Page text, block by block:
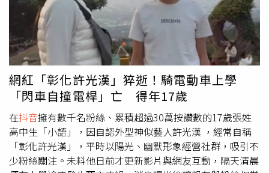
讓郝先生重新燃起求生意志。他說，每次化療結束回到家，
只要抱著女兒，就覺得自己還能再繼續撐下去。「現在我想
通了，硬扛也要扛下來，只要能多陪她長大一天，就值得
了。」因為害怕哪天真的離開人世，他還特地拍下大量照片
與影片，存在QQ空間裡，只希望未來女兒長大後，還能記
得爸爸的模樣。「想多留一點爸爸的念想給她。」為了貼補
龐大醫療與生活費用，郝先生如今也開始在
販售塑膠袋與生活用品，希望靠自己替家庭撐出一條活路。
他透露，很多陌生網友都會私訊鼓勵，讓他在最絕望的時
候，仍感受到溫暖。此外，當地街道民政與社區單位也已介
入協助，工作人員證實郝先生一家情況屬實，目前正積極替
會公憤，並驚動官方介入，當晚「北京交警」在評論區高調
回應，要求創作者提供原始影片與聯繫方式以利調查和依法
處置。隔日，抱抱盲兔疑似眼見事態擴大，連忙在留言區試
圖息事寧人，宣稱影片是很久以前拍的、手已經不痛了，並
稱當晚已收到肇事者道歉，相關部門也已聯繫。視障女網紅
抱抱盲兔和同夥被逮捕之外，帳號的所有影片被清空，同時
遭官方封禁。（圖／翻攝自
抖音／67782297613）然而，
抱抱盲兔的反應讓警方起疑心，追查發現她的遭遇全是自導
自演。今日北京警方通報指出，江女與劉男為了吸引粉絲、
引來流量並牟取私利，刻意在北京市朝陽區路旁編造這起假
車禍，嚴重誤導網友討論，造成極其惡劣的社會影響。目前
網紅「彰化許光漢」猝逝！騎電動車上學
「閃車自撞電桿」亡 得年17歲
在抖音擁有數千名粉絲、累積超過30萬按讚數的17歲張姓
高中生「小語」，因自認外型神似藝人許光漢 ，經常自稱
「彰化許光漢」，平時以陽光、幽默形象經營社群，吸引不
少粉絲關注。未料他日前才更新影片與網友互動，隔天清晨